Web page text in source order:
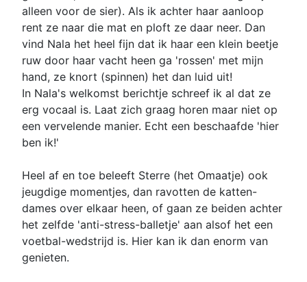
alleen voor de sier). Als ik achter haar aanloop
rent ze naar die mat en ploft ze daar neer. Dan
vind Nala het heel fijn dat ik haar een klein beetje
ruw door haar vacht heen ga 'rossen' met mijn
hand, ze knort (spinnen) het dan luid uit!
In Nala's welkomst berichtje schreef ik al dat ze
erg vocaal is. Laat zich graag horen maar niet op
een vervelende manier. Echt een beschaafde 'hier
ben ik!'
Heel af en toe beleeft Sterre (het Omaatje) ook
jeugdige momentjes, dan ravotten de katten-
dames over elkaar heen, of gaan ze beiden achter
het zelfde 'anti-stress-balletje' aan alsof het een
voetbal-wedstrijd is. Hier kan ik dan enorm van
genieten.